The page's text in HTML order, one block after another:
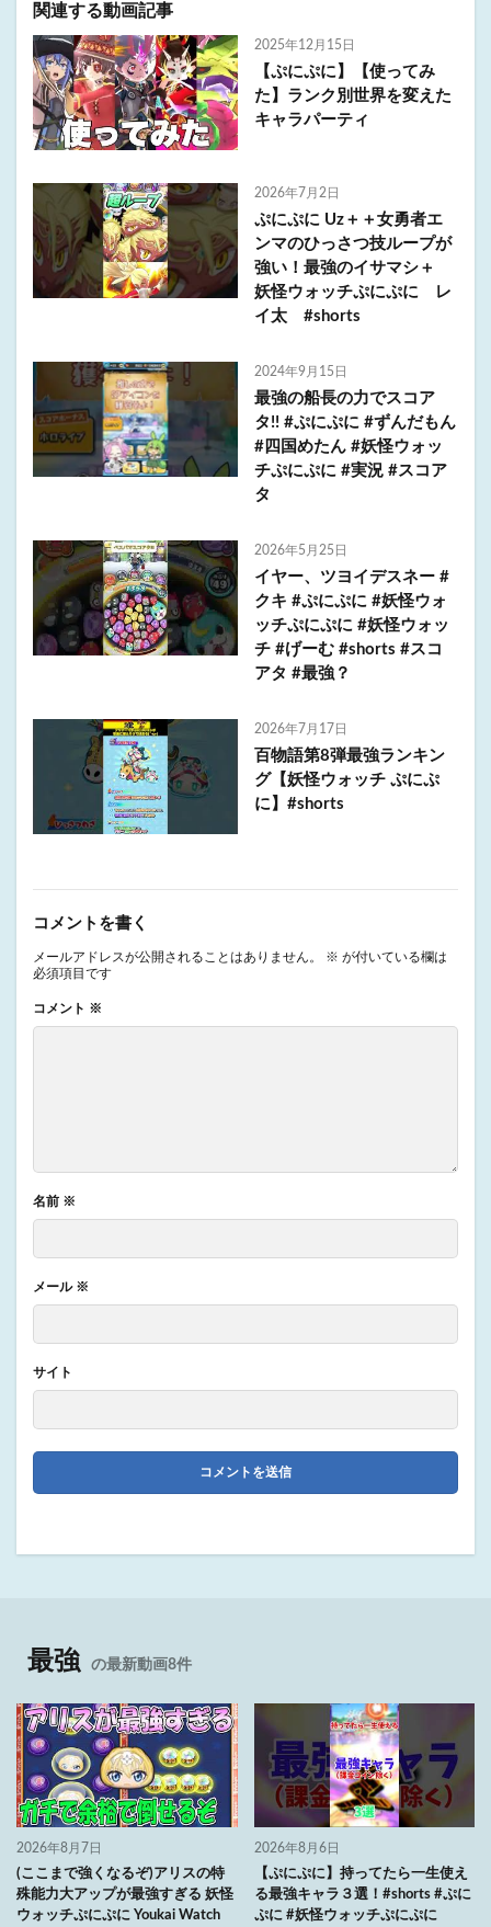
関連する動画記事
2025年12月15日
【ぷにぷに】【使ってみ
た】ランク別世界を変えた
キャラパーティ
2026年7月2日
ぷにぷに Uz＋＋女勇者エ
ンマのひっさつ技ループが
強い！最強のイサマシ＋
妖怪ウォッチぷにぷに レ
イ太 #shorts
2024年9月15日
最強の船長の力でスコア
タ!! #ぷにぷに #ずんだもん
#四国めたん #妖怪ウォッ
チぷにぷに #実況 #スコア
タ
2026年5月25日
イヤー、ツヨイデスネー #
クキ #ぷにぷに #妖怪ウォ
ッチぷにぷに #妖怪ウォッ
チ #げーむ #shorts #スコ
アタ #最強？
2026年7月17日
百物語第8弾最強ランキン
グ【妖怪ウォッチ ぷにぷ
に】#shorts
コメントを書く
メールアドレスが公開されることはありません。 ※ が付いている欄は
必須項目です
コメント ※
名前 ※
メール ※
サイト
最強 の最新動画8件
2026年8月7日
(ここまで強くなるぞ)アリスの特
殊能力大アップが最強すぎる 妖怪
ウォッチぷにぷに Youkai Watch
2026年8月6日
【ぷにぷに】持ってたら一生使え
る最強キャラ３選！#shorts #ぷに
ぷに #妖怪ウォッチぷにぷに